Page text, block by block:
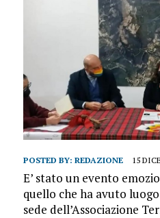
POSTED BY: REDAZIONE 15
E’ stato un evento
quello che ha avuto
sede dell’Associazione